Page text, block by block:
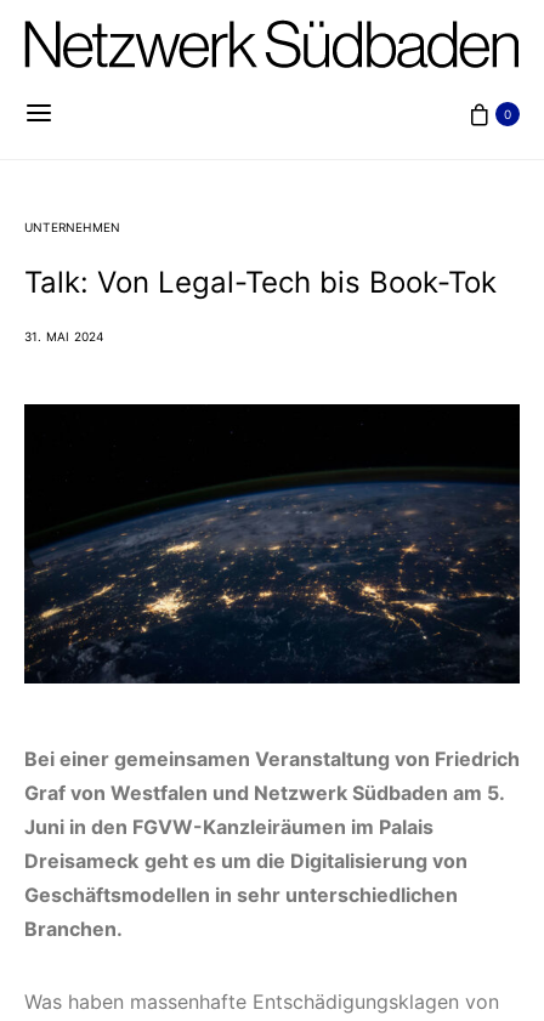
0
UNTERNEHMEN
Talk: Von Legal-Tech bis Book-Tok
31. MAI 2024
Bei einer gemeinsamen Veranstaltung von Friedrich
Graf von Westfalen und Netzwerk Südbaden am 5.
Juni in den FGVW-Kanzleiräumen im Palais
Dreisameck geht es um die Digitalisierung von
Geschäfts­modellen in sehr unterschiedlichen
Branchen.
Was haben massenhafte Entschädigungsklagen von